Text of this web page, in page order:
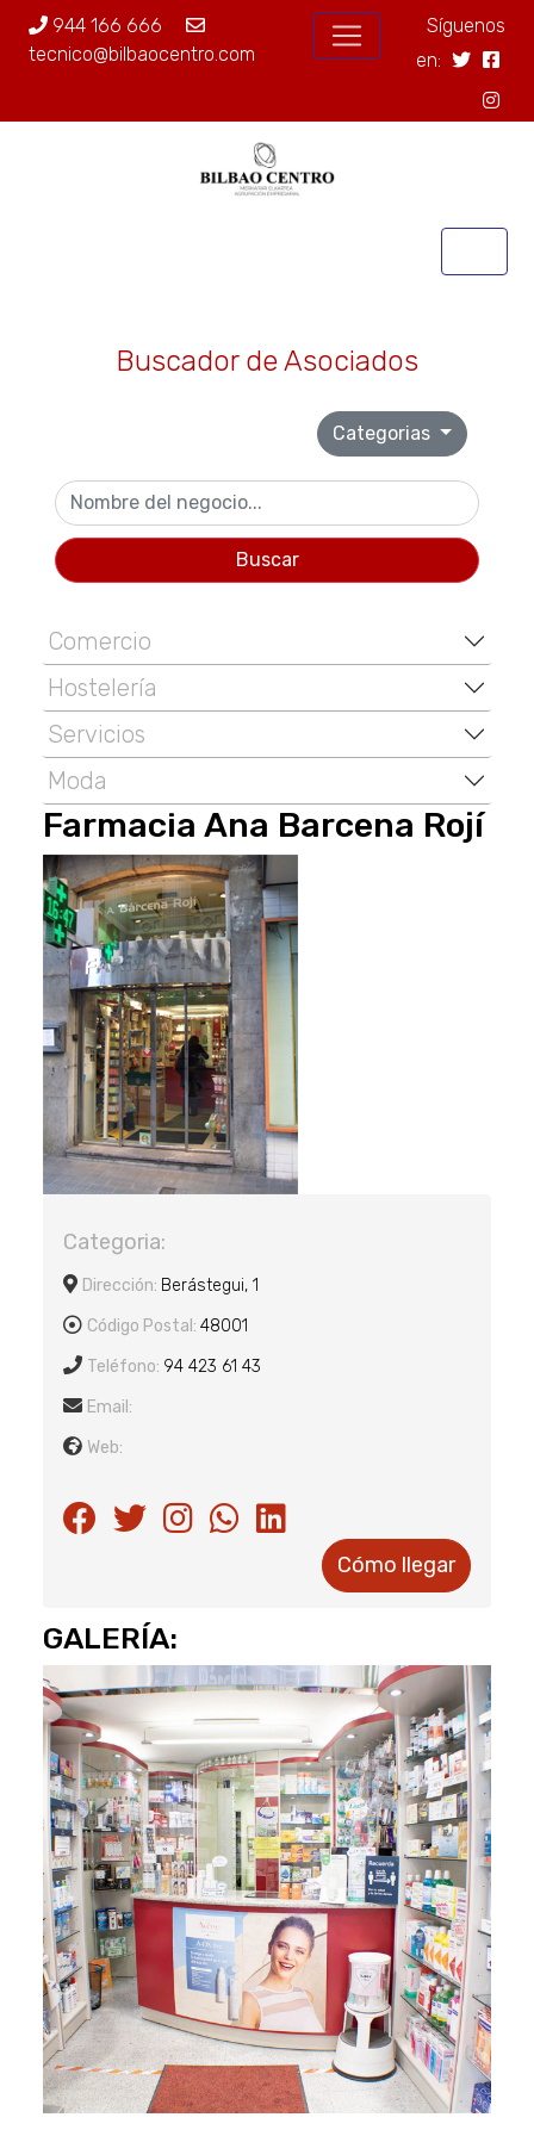
944 166 666
tecnico@bilbaocentro.com
Síguenos
en:
Buscador de Asociados
Categorias
Buscar
Comercio
Hostelería
Servicios
Moda
Farmacia Ana Barcena Rojí­
Categoria:
Dirección: Berástegui, 1
Código Postal: 48001
Teléfono: 94 423 61 43
Email:
Web:
Cómo llegar
GALERÍA: